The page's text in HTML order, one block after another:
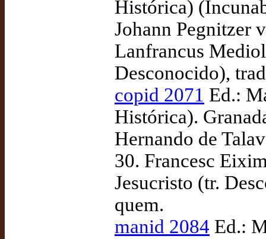
Histórica)
Johann Pegnitzer
Lanfrancus
Desconocido),
copid 2071 Ed.:
Histórica).
Hernando de
30. Francesc
Jesucristo (tr.
quem.
manid 2084 Ed.: